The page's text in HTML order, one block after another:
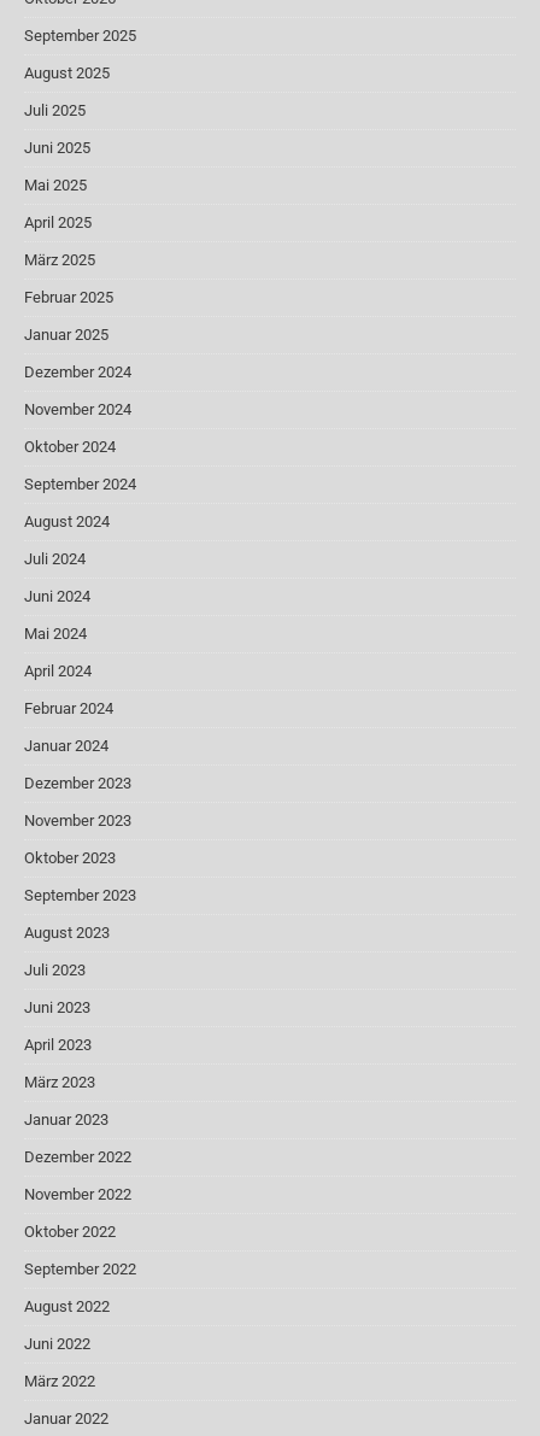
September 2025
August 2025
Juli 2025
Juni 2025
Mai 2025
April 2025
März 2025
Februar 2025
Januar 2025
Dezember 2024
November 2024
Oktober 2024
September 2024
August 2024
Juli 2024
Juni 2024
Mai 2024
April 2024
Februar 2024
Januar 2024
Dezember 2023
November 2023
Oktober 2023
September 2023
August 2023
Juli 2023
Juni 2023
April 2023
März 2023
Januar 2023
Dezember 2022
November 2022
Oktober 2022
September 2022
August 2022
Juni 2022
März 2022
Januar 2022